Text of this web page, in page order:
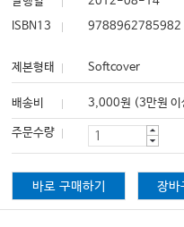
ISBN13
9788962785982
제본형태
Softcover
배송비 3,000원 (3만원 이
주문수량
바로 구매하기 장바